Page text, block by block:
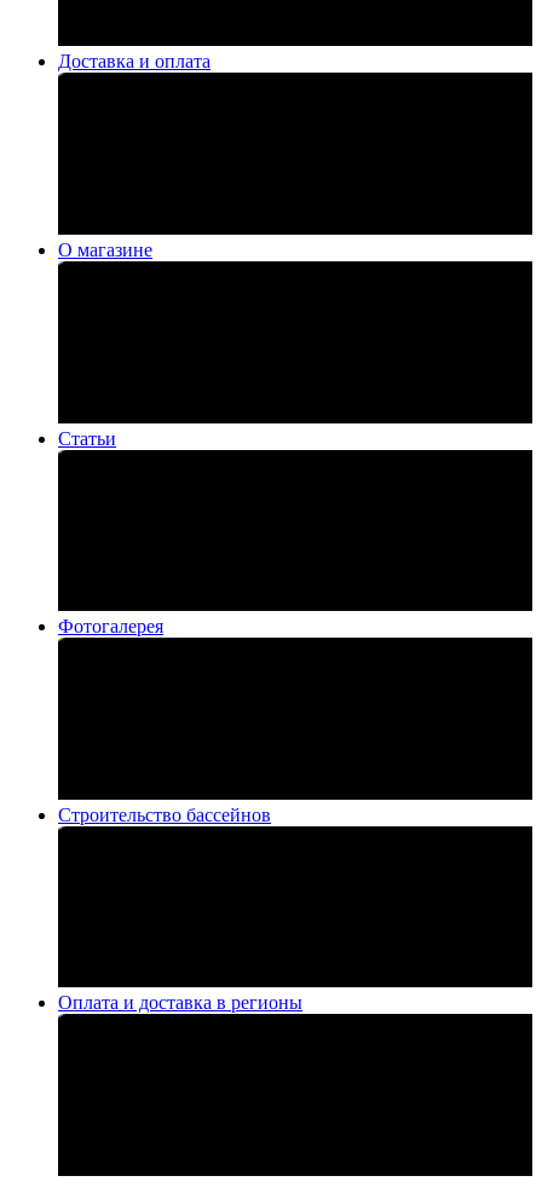
Доставка и оплата
О магазине
Статьи
Фотогалерея
Строительство бассейнов
Оплата и доставка в регионы